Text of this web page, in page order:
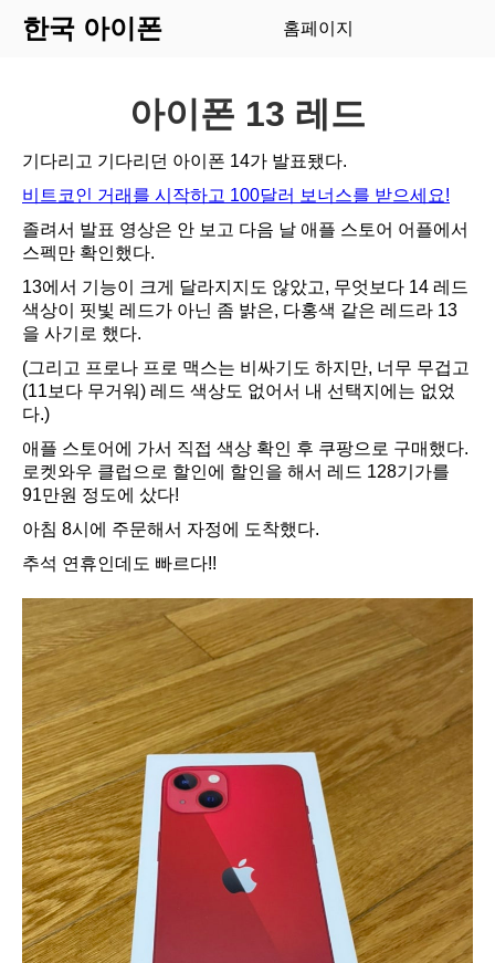
한국 아이폰 홈페이지
아이폰 13 레드
기다리고 기다리던 아이폰 14가 발표됐다.
비트코인 거래를 시작하고 100달러 보너스를 받으세요!
졸려서 발표 영상은 안 보고 다음 날 애플 스토어 어플에서
스펙만 확인했다.
13에서 기능이 크게 달라지지도 않았고, 무엇보다 14 레드
색상이 핏빛 레드가 아닌 좀 밝은, 다홍색 같은 레드라 13
을 사기로 했다.
(그리고 프로나 프로 맥스는 비싸기도 하지만, 너무 무겁고
(11보다 무거워) 레드 색상도 없어서 내 선택지에는 없었
다.)
애플 스토어에 가서 직접 색상 확인 후 쿠팡으로 구매했다.
로켓와우 클럽으로 할인에 할인을 해서 레드 128기가를
91만원 정도에 샀다!
아침 8시에 주문해서 자정에 도착했다.
추석 연휴인데도 빠르다!!